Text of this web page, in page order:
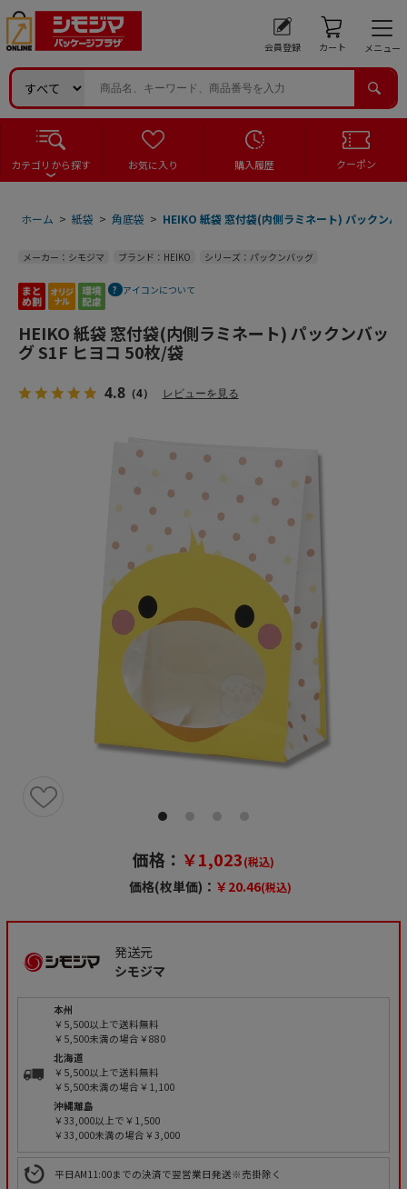
会員登録 カート メニュー
カテゴリから探す お気に入り 購入履歴 クーポン
ホーム > 紙袋 > 角底袋 > HEIKO 紙袋 窓付袋(内側ラミネート) パックンバ
メーカー：シモジマ ブランド：HEIKO シリーズ：パックンバッグ
アイコンについて
HEIKO 紙袋 窓付袋(内側ラミネート) パックンバッ
グ S1F ヒヨコ 50枚/袋
4.8（4） レビューを見る
価格： ￥1,023(税込)
価格(枚単価)： ￥20.46(税込)
発送元
シモジマ
本州
￥5,500以上で送料無料
￥5,500未満の場合￥880
北海道
￥5,500以上で送料無料
￥5,500未満の場合￥1,100
沖縄離島
￥33,000以上で￥1,500
￥33,000未満の場合￥3,000
平日AM11:00までの決済で翌営業日発送※売掛除く